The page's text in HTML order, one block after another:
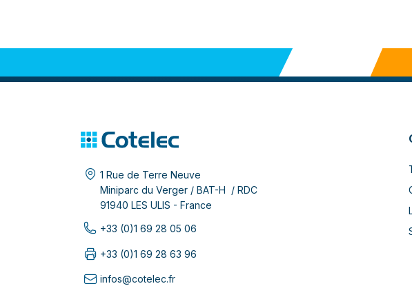
1 Rue de Terre Neuve
Miniparc du Verger / BAT-H / RDC
91940 LES ULIS - France
+33 (0)1 69 28 05 06
+33 (0)1 69 28 63 96
infos@cotelec.fr